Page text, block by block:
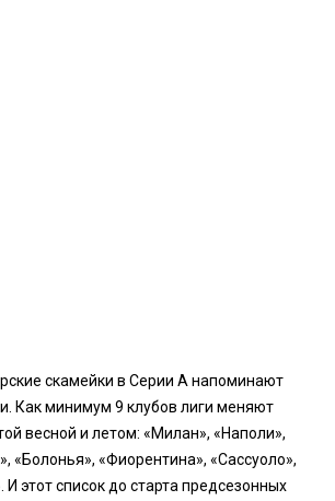
скамейки в Серии А напоминают
Как минимум 9 клубов лиги меняют
весной и летом: «Милан», «Наполи»,
«Болонья», «Фиорентина», «Сассуоло»,
этот список до старта предсезонных